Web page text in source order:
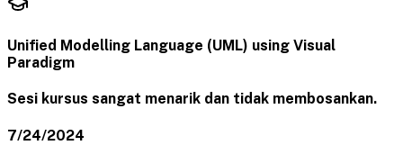
Unified Modelling Language (UML) using Visual
Paradigm
Sesi kursus sangat menarik dan tidak membosankan.
7/24/2024